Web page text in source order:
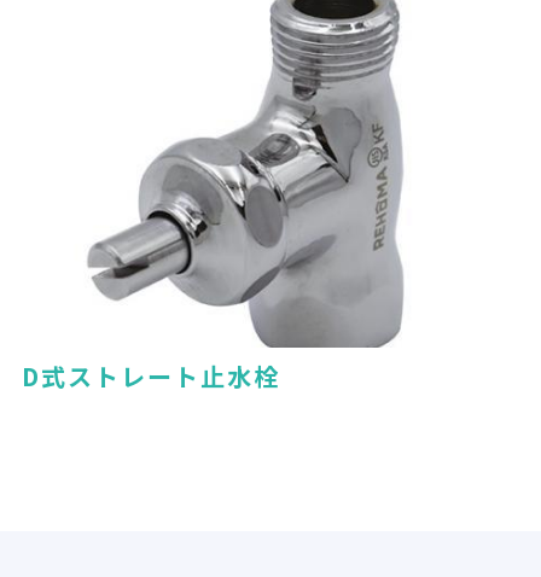
D式ストレート止水栓